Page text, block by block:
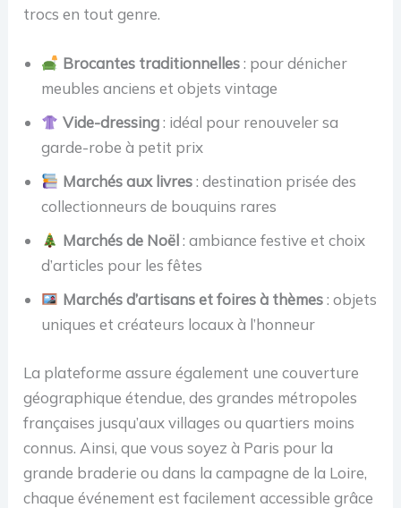
trocs en tout genre.
Brocantes traditionnelles: pour dénicher
meubles anciens et objets vintage
Vide-dressing: idéal pour renouveler sa
garde-robe à petit prix
Marchés aux livres: destination prisée des
collectionneurs de bouquins rares
Marchés de Noël: ambiance festive et choix
d’articles pour les fêtes
Marchés d’artisans et foires à thèmes: objets
uniques et créateurs locaux à l’honneur
La plateforme assure également une couverture
géographique étendue, des grandes métropoles
françaises jusqu’aux villages ou quartiers moins
connus. Ainsi, que vous soyez à Paris pour la
grande braderie ou dans la campagne de la Loire,
chaque événement est facilement accessible grâce